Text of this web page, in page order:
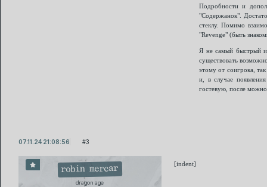
Подробности и
"Содержанок".
стеклу. Помимо
"Revenge" (быть
Я не самый быстрый
существовать
этому от соигрока,
и, в случае
гостевую, после
3
07.11.24 21:08:56
robin mercar
dragon age
[indent]